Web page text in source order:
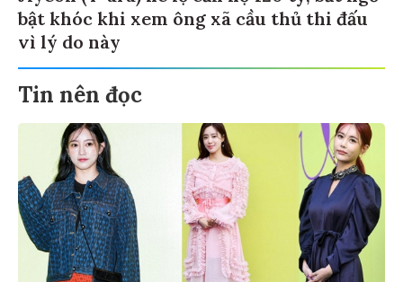
bật khóc khi xem ông xã cầu thủ thi đấu
vì lý do này
Tin nên đọc